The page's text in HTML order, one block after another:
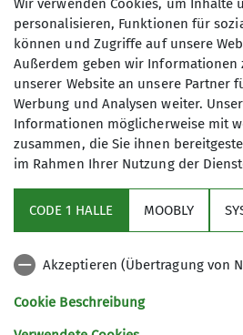
Hubert Stadler
06233 54586
hbrt.stadler@t-
Sektionsarchiv
Artikel Archiv
Wir verwenden Cookies, um Inhalte
personalisieren, Funktionen für
können und Zugriffe auf unsere
Außerdem geben wir Informationen
unserer Website an unsere Partner
Werbung und Analysen weiter.
Informationen möglicherweise mit
zusammen, die Sie ihnen
im Rahmen Ihrer Nutzung der
CODE 1 HALLE MOOBLY
Akzeptieren (Übertragung von
Cookie Beschreibung